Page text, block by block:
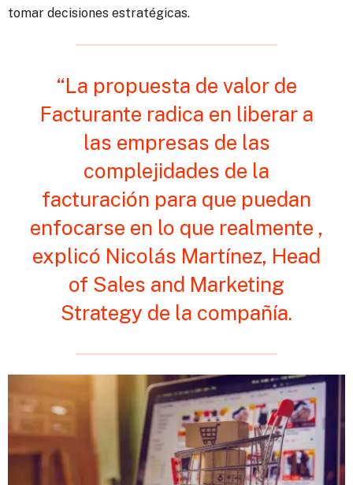
tomar decisiones estratégicas.
“La propuesta de valor de
Facturante radica en liberar a
las empresas de las
complejidades de la
facturación para que puedan
enfocarse en lo que realmente ,
explicó Nicolás Martínez, Head
of Sales and Marketing
Strategy de la compañía.